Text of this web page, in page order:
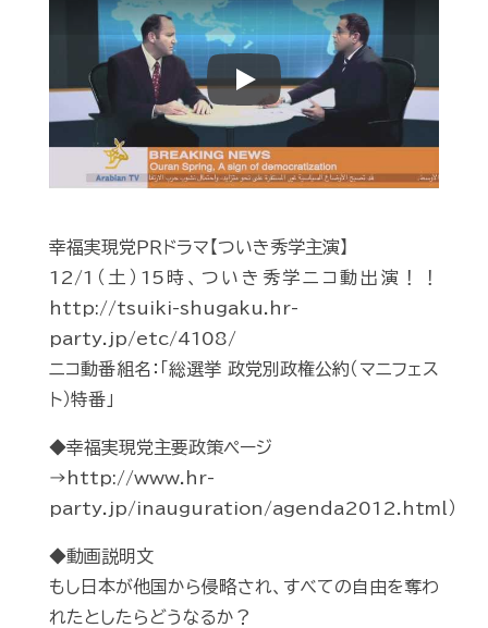
Play
幸福実現党ＰＲドラマ【ついき秀学主演】
12/1（土）15時、ついき秀学ニコ動出演！！
http://tsuiki-shugaku.hr-
party.jp/etc/4108/
ニコ動番組名：「総選挙 政党別政権公約（マニフェス
ト）特番」
◆幸福実現党主要政策ページ
→http://www.hr-
party.jp/inauguration/agenda2012.html）
◆動画説明文
もし日本が他国から侵略され、すべての自由を奪わ
れたとしたらどうなるか？